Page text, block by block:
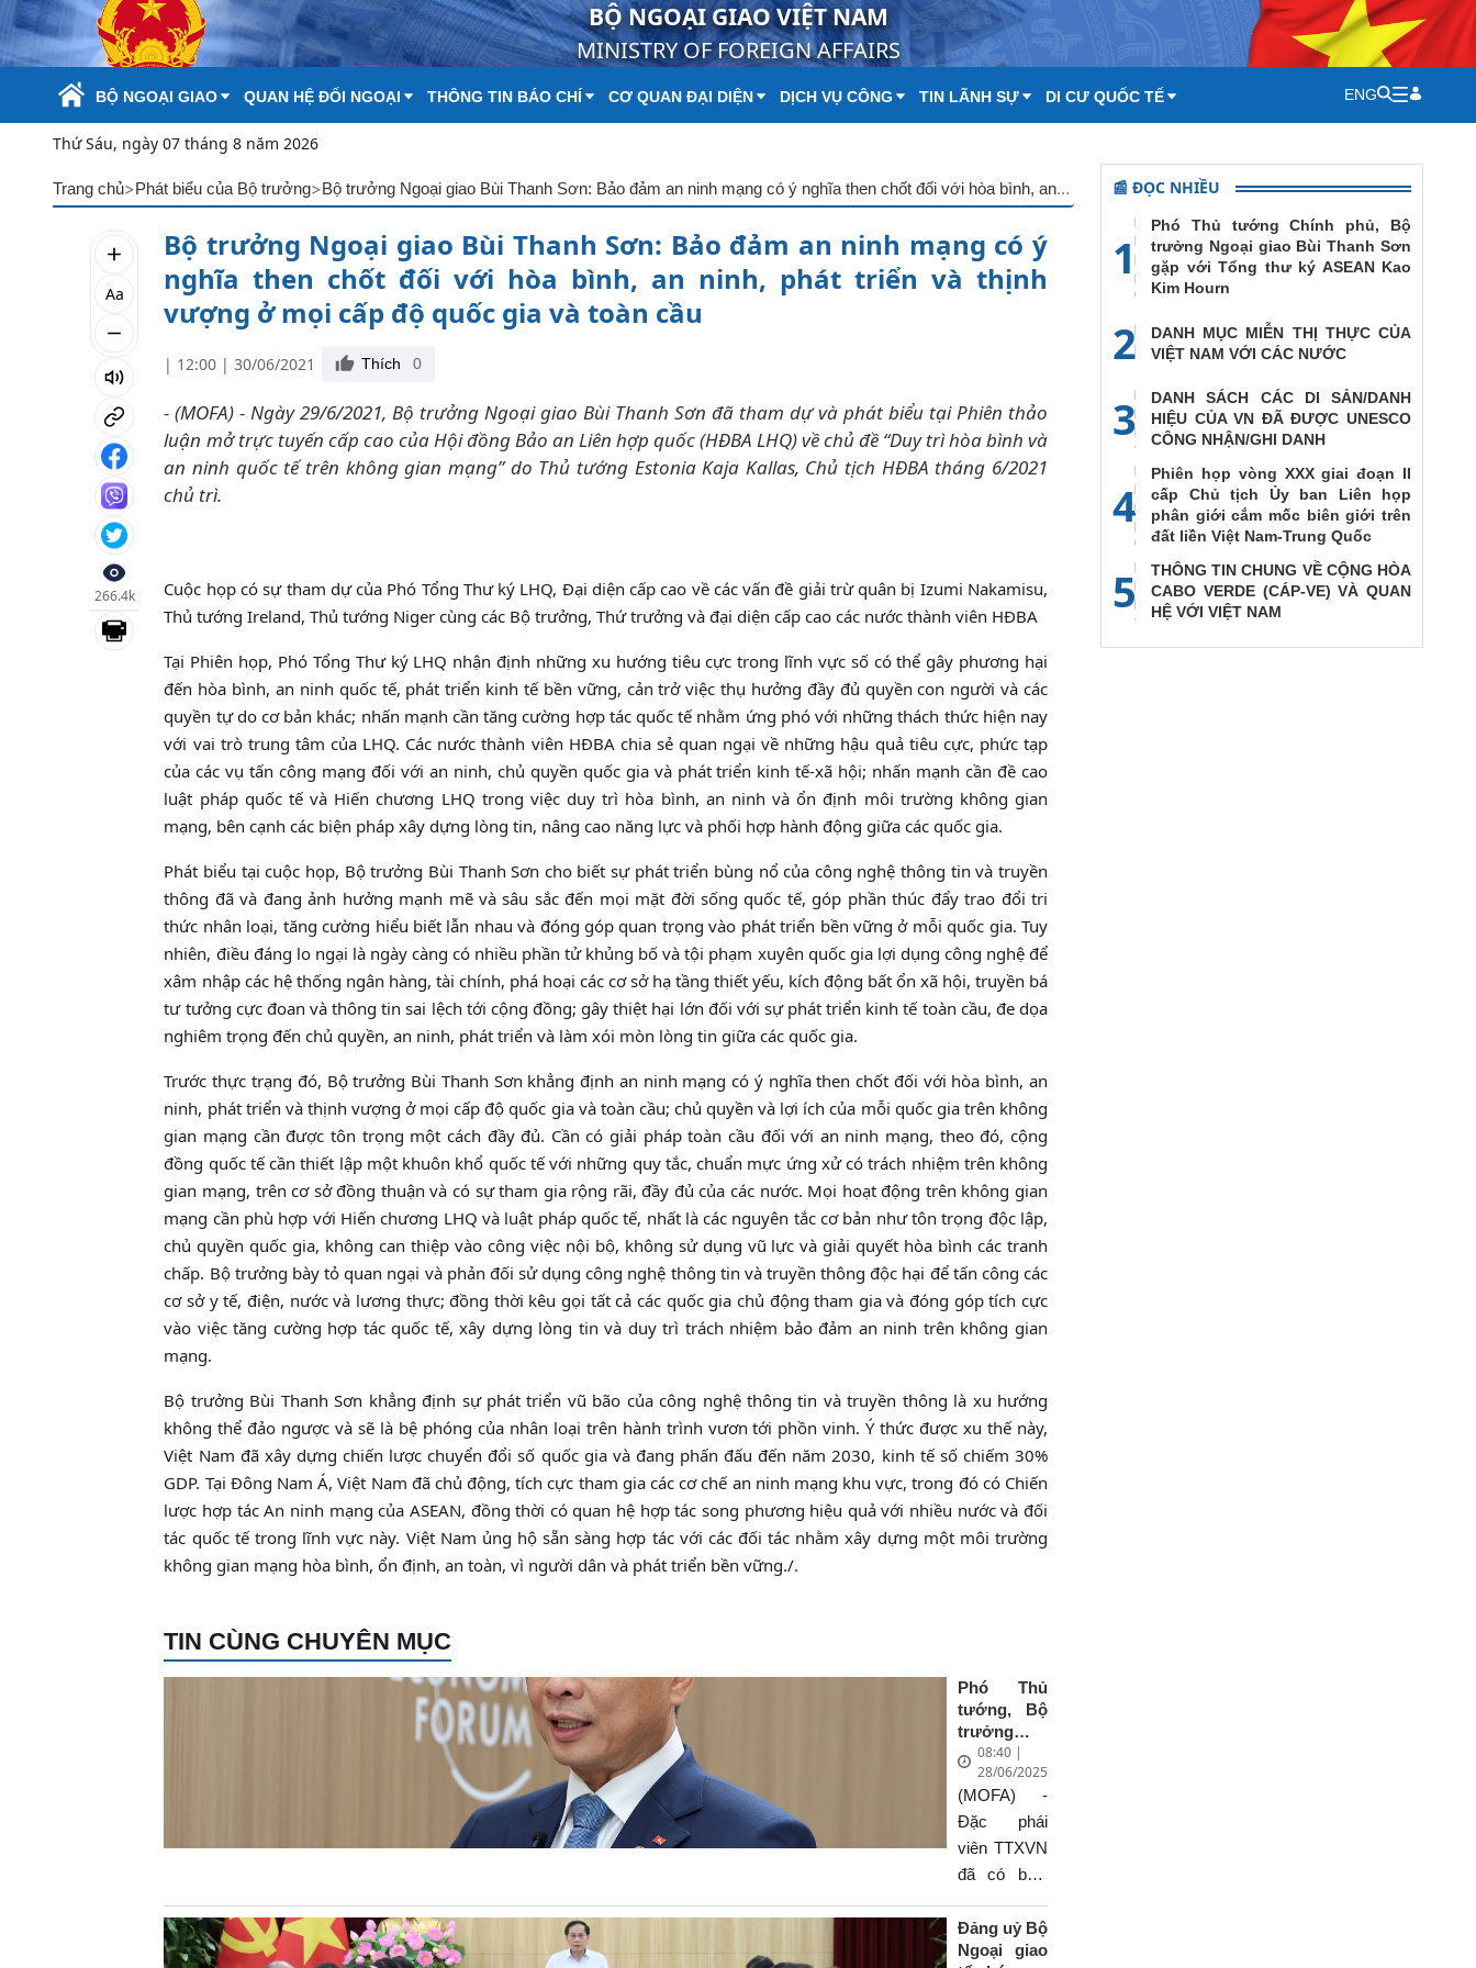
Skip to Main Content BỘ NGOẠI GIAO VIỆT NAM
MINISTRY OF FOREIGN AFFAIRS
BỘ NGOẠI GIAO QUAN HỆ ĐỐI NGOẠI THÔNG TIN BÁO CHÍ CƠ QUAN ĐẠI DIỆN DỊCH VỤ CÔNG TIN LÃNH SỰ DI CƯ QUỐC TẾ ENG
Thứ Sáu, ngày 07 tháng 8 năm 2026
Trang chủ>Phát biểu của Bộ trưởng> Bộ trưởng Ngoại giao Bùi Thanh Sơn: Bảo đảm an ninh mạng có ý nghĩa then chốt đối với hòa bình, an ninh, phát triển và thịnh vượng ở mọi cấp độ quốc gia và toàn cầu
Aa
266.4k
Bộ trưởng Ngoại giao Bùi Thanh Sơn: Bảo đảm an ninh mạng có ý
nghĩa then chốt đối với hòa bình, an ninh, phát triển và thịnh
vượng ở mọi cấp độ quốc gia và toàn cầu
| 12:00 | 30/06/2021 Thích 0
- (MOFA) - Ngày 29/6/2021, Bộ trưởng Ngoại giao Bùi Thanh Sơn đã tham dự và phát biểu tại Phiên thảo
luận mở trực tuyến cấp cao của Hội đồng Bảo an Liên hợp quốc (HĐBA LHQ) về chủ đề “Duy trì hòa bình và
an ninh quốc tế trên không gian mạng” do Thủ tướng Estonia Kaja Kallas, Chủ tịch HĐBA tháng 6/2021
chủ trì.
Cuộc họp có sự tham dự của Phó Tổng Thư ký LHQ, Đại diện cấp cao về các vấn đề giải trừ quân bị Izumi Nakamisu,
Thủ tướng Ireland, Thủ tướng Niger cùng các Bộ trưởng, Thứ trưởng và đại diện cấp cao các nước thành viên HĐBA
Tại Phiên họp, Phó Tổng Thư ký LHQ nhận định những xu hướng tiêu cực trong lĩnh vực số có thể gây phương hại
đến hòa bình, an ninh quốc tế, phát triển kinh tế bền vững, cản trở việc thụ hưởng đầy đủ quyền con người và các
quyền tự do cơ bản khác; nhấn mạnh cần tăng cường hợp tác quốc tế nhằm ứng phó với những thách thức hiện nay
với vai trò trung tâm của LHQ. Các nước thành viên HĐBA chia sẻ quan ngại về những hậu quả tiêu cực, phức tạp
của các vụ tấn công mạng đối với an ninh, chủ quyền quốc gia và phát triển kinh tế-xã hội; nhấn mạnh cần đề cao
luật pháp quốc tế và Hiến chương LHQ trong việc duy trì hòa bình, an ninh và ổn định môi trường không gian
mạng, bên cạnh các biện pháp xây dựng lòng tin, nâng cao năng lực và phối hợp hành động giữa các quốc gia.
Phát biểu tại cuộc họp, Bộ trưởng Bùi Thanh Sơn cho biết sự phát triển bùng nổ của công nghệ thông tin và truyền
thông đã và đang ảnh hưởng mạnh mẽ và sâu sắc đến mọi mặt đời sống quốc tế, góp phần thúc đẩy trao đổi tri
thức nhân loại, tăng cường hiểu biết lẫn nhau và đóng góp quan trọng vào phát triển bền vững ở mỗi quốc gia. Tuy
nhiên, điều đáng lo ngại là ngày càng có nhiều phần tử khủng bố và tội phạm xuyên quốc gia lợi dụng công nghệ để
xâm nhập các hệ thống ngân hàng, tài chính, phá hoại các cơ sở hạ tầng thiết yếu, kích động bất ổn xã hội, truyền bá
tư tưởng cực đoan và thông tin sai lệch tới cộng đồng; gây thiệt hại lớn đối với sự phát triển kinh tế toàn cầu, đe dọa
nghiêm trọng đến chủ quyền, an ninh, phát triển và làm xói mòn lòng tin giữa các quốc gia.
Trước thực trạng đó, Bộ trưởng Bùi Thanh Sơn khẳng định an ninh mạng có ý nghĩa then chốt đối với hòa bình, an
ninh, phát triển và thịnh vượng ở mọi cấp độ quốc gia và toàn cầu; chủ quyền và lợi ích của mỗi quốc gia trên không
gian mạng cần được tôn trọng một cách đầy đủ. Cần có giải pháp toàn cầu đối với an ninh mạng, theo đó, cộng
đồng quốc tế cần thiết lập một khuôn khổ quốc tế với những quy tắc, chuẩn mực ứng xử có trách nhiệm trên không
gian mạng, trên cơ sở đồng thuận và có sự tham gia rộng rãi, đầy đủ của các nước. Mọi hoạt động trên không gian
mạng cần phù hợp với Hiến chương LHQ và luật pháp quốc tế, nhất là các nguyên tắc cơ bản như tôn trọng độc lập,
chủ quyền quốc gia, không can thiệp vào công việc nội bộ, không sử dụng vũ lực và giải quyết hòa bình các tranh
chấp. Bộ trưởng bày tỏ quan ngại và phản đối sử dụng công nghệ thông tin và truyền thông độc hại để tấn công các
cơ sở y tế, điện, nước và lương thực; đồng thời kêu gọi tất cả các quốc gia chủ động tham gia và đóng góp tích cực
vào việc tăng cường hợp tác quốc tế, xây dựng lòng tin và duy trì trách nhiệm bảo đảm an ninh trên không gian
mạng.
Bộ trưởng Bùi Thanh Sơn khẳng định sự phát triển vũ bão của công nghệ thông tin và truyền thông là xu hướng
không thể đảo ngược và sẽ là bệ phóng của nhân loại trên hành trình vươn tới phồn vinh. Ý thức được xu thế này,
Việt Nam đã xây dựng chiến lược chuyển đổi số quốc gia và đang phấn đấu đến năm 2030, kinh tế số chiếm 30%
GDP. Tại Đông Nam Á, Việt Nam đã chủ động, tích cực tham gia các cơ chế an ninh mạng khu vực, trong đó có Chiến
lược hợp tác An ninh mạng của ASEAN, đồng thời có quan hệ hợp tác song phương hiệu quả với nhiều nước và đối
tác quốc tế trong lĩnh vực này. Việt Nam ủng hộ sẵn sàng hợp tác với các đối tác nhằm xây dựng một môi trường
không gian mạng hòa bình, ổn định, an toàn, vì người dân và phát triển bền vững./.
TIN CÙNG CHUYÊN MỤC
Phó Thủ
tướng, Bộ
trưởng
Ngoại giao
Bùi Thanh
Sơn trả lời
phỏng vấn
về kết quả
công tác tại
Trung
Quốc của
Thủ tướng
08:40 |
28/06/2025
(MOFA) -
Đặc phái
viên TTXVN
đã có buổi
Phó Thủ
tướng, Bộ
Đảng uỷ Bộ
Ngoại giao
📰 ĐỌC NHIỀU
1
Phó Thủ tướng Chính phủ, Bộ
trưởng Ngoại giao Bùi Thanh Sơn
gặp với Tổng thư ký ASEAN Kao
Kim Hourn
2
DANH MỤC MIỄN THỊ THỰC CỦA
VIỆT NAM VỚI CÁC NƯỚC
3
DANH SÁCH CÁC DI SẢN/DANH
HIỆU CỦA VN ĐÃ ĐƯỢC UNESCO
CÔNG NHẬN/GHI DANH
4
Phiên họp vòng XXX giai đoạn II
cấp Chủ tịch Ủy ban Liên họp
phân giới cắm mốc biên giới trên
đất liền Việt Nam-Trung Quốc
5
THÔNG TIN CHUNG VỀ CỘNG HÒA
CABO VERDE (CÁP-VE) VÀ QUAN
HỆ VỚI VIỆT NAM